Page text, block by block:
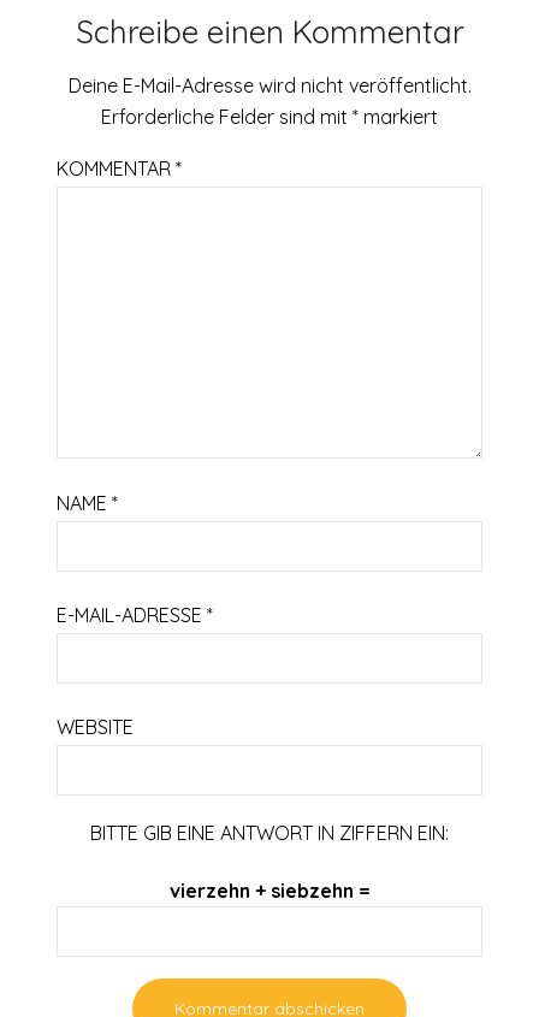
Schreibe einen Kommentar
Deine E-Mail-Adresse wird nicht veröffentlicht.
Erforderliche Felder sind mit * markiert
KOMMENTAR*
NAME*
E-MAIL-ADRESSE*
WEBSITE
BITTE GIB EINE ANTWORT IN ZIFFERN EIN:
vierzehn + siebzehn =